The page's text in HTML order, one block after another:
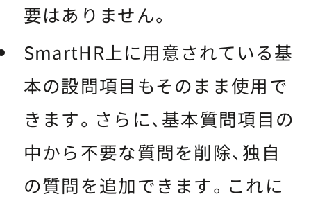
要はありません。
SmartHR上に用意されている基
本の設問項目もそのまま使用で
きます。さらに、基本質問項目の
中から不要な質問を削除、独自
の質問を追加できます。これに